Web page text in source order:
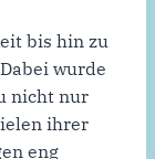
bis hin zu
wurde
nicht nur
ihrer
eng